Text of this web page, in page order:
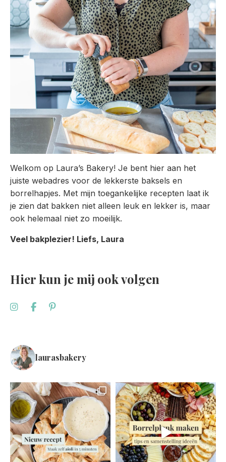
Welkom op Laura’s Bakery! Je bent hier aan het
juiste webadres voor de lekkerste baksels en
borrelhapjes. Met mijn toegankelijke recepten laat ik
je zien dat bakken niet alleen leuk en lekker is, maar
ook helemaal niet zo moeilijk.
Veel bakplezier! Liefs, Laura
Hier kun je mij ook volgen
laurasbakery